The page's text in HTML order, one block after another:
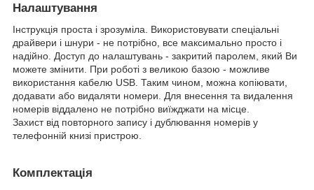
Налаштування
Інструкція проста і зрозуміла. Використовувати спеціальні
драйвери і шнури - не потрібно, все максимально просто і
надійно. Доступ до налаштувань - закритий паролем, який Ви
можете змінити. При роботі з великою базою - можливе
використання кабелю USB. Таким чином, можна копіювати,
додавати або видаляти номери. Для внесення та видалення
номерів віддалено не потрібно виїжджати на місце.
Захист від повторного запису і дублювання номерів у
телефонній книзі пристрою.
Комплектація